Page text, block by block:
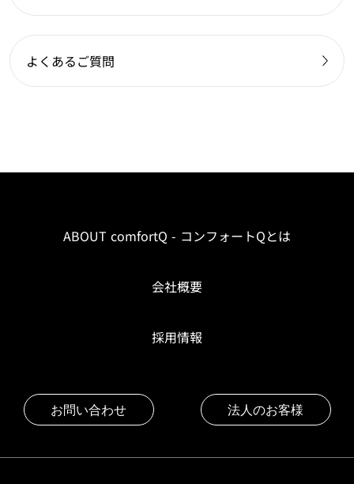
よくあるご質問
ABOUT comfortQ - コンフォートQとは
会社概要
採用情報
お問い合わせ 法人のお客様